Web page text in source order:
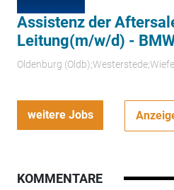
Assistenz der
Leitung(m/w/d) -
Oldenburg
weitere Jobs
KOMMENTARE